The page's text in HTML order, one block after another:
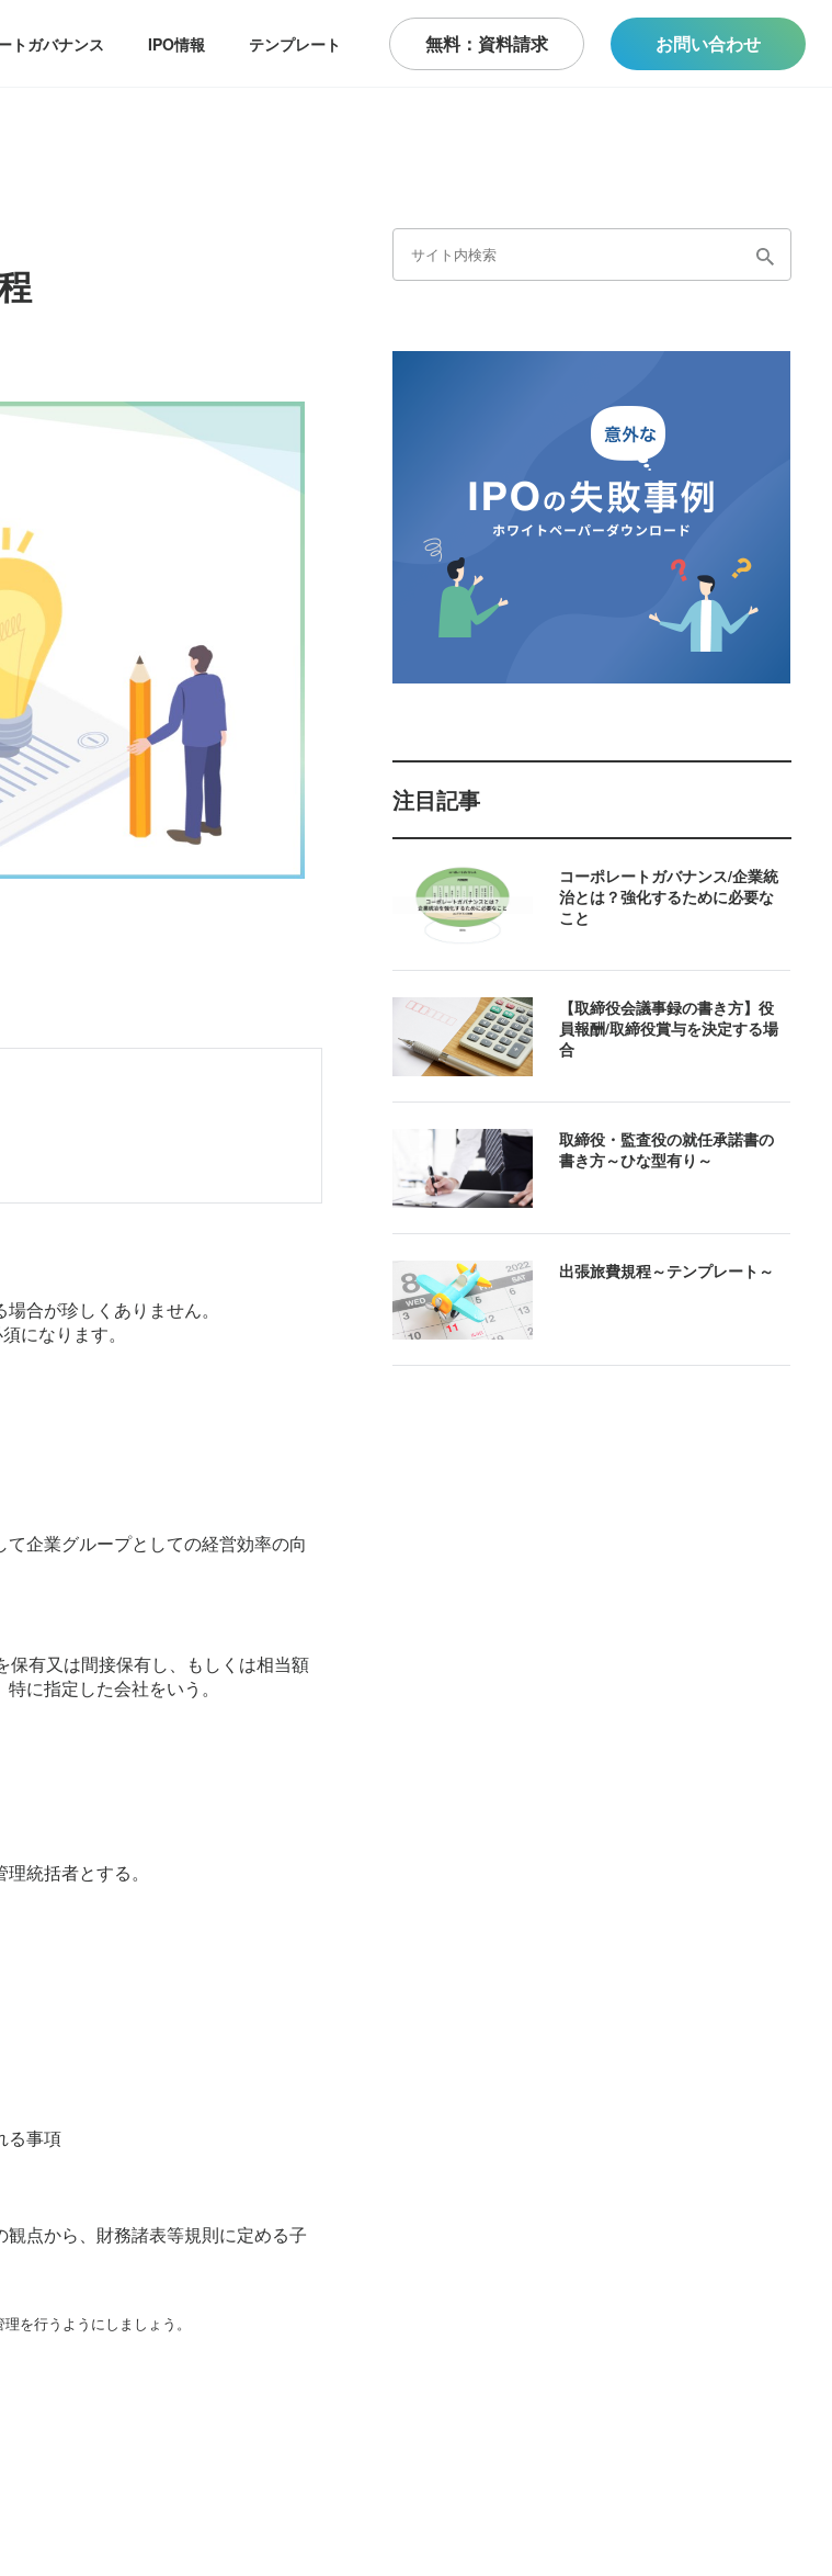
トガバナンス IPO情報 テンプレート 無料：資料請求 お問い合わせ
合が珍しくありません。
になります。
企業グループとしての経営効率の向
有又は間接保有し、もしくは相当額
に指定した会社をいう。
統括者とする。
る事項
点から、財務諸表等規則に定める子
を行うようにしましょう。
注目記事
コーポレートガバナンス/企業統
治とは？強化するために必要な
こと
【取締役会議事録の書き方】役
員報酬/取締役賞与を決定する場
合
取締役・監査役の就任承諾書の
書き方～ひな型有り～
出張旅費規程～テンプレート～